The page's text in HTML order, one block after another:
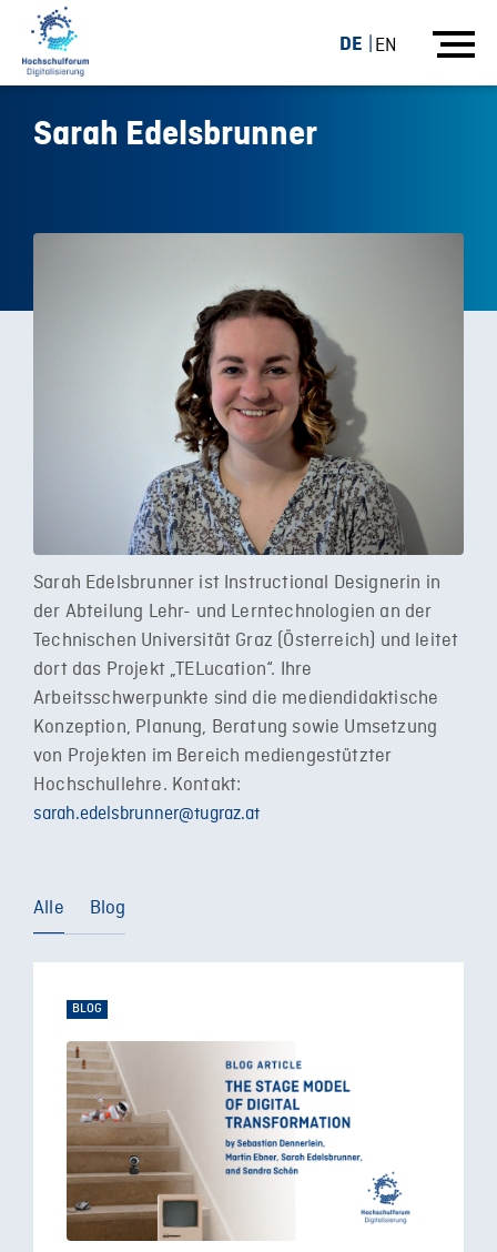
DE EN
Sarah Edelsbrunner
Sarah Edelsbrunner ist Instructional Designerin in
der Abteilung Lehr- und Lerntechnologien an der
Technischen Universität Graz (Österreich) und leitet
dort das Projekt „TELucation“. Ihre
Arbeitsschwerpunkte sind die mediendidaktische
Konzeption, Planung, Beratung sowie Umsetzung
von Projekten im Bereich mediengestützter
Hochschullehre. Kontakt:
sarah.edelsbrunner@tugraz.at
Alle Blog
BLOG